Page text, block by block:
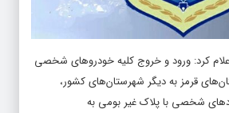
کرد: ورود و خروج کلیه خودروهای شخصی
قرمز به دیگر شهرستان‌های کشور،
شخصی با پلاک غیر بومی به